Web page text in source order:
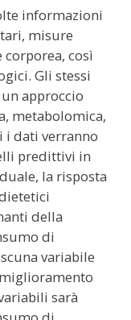
informazioni
misure
così
Gli stessi
approccio
metabolomica,
i dati verranno
predittivi in
la risposta
della
di
variabile
sarà